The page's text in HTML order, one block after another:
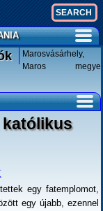
Marosvásárhely,
Maros megye
katólikus
egy fatemplomot,
egy újabb, ezennel